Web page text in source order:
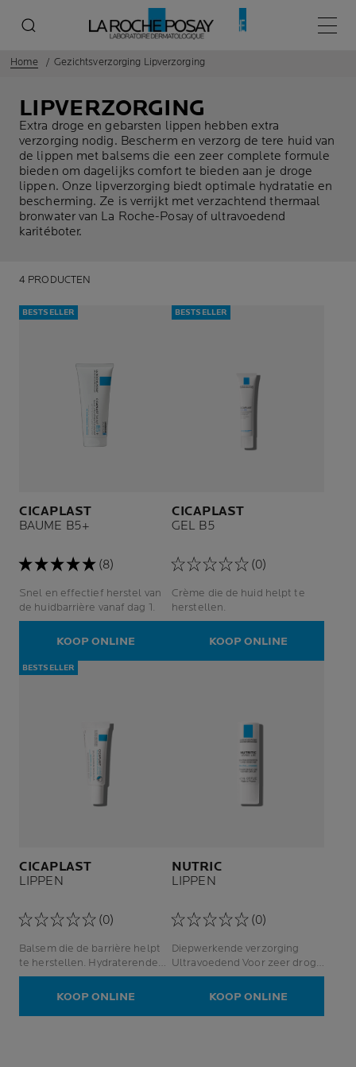
Home Gezichtsverzorging Lipverzorging
LIPVERZORGING
Extra droge en gebarsten lippen hebben extra
verzorging nodig. Bescherm en verzorg de tere huid van
de lippen met balsems die een zeer complete formule
bieden om dagelijks comfort te bieden aan je droge
lippen. Onze lipverzorging biedt optimale hydratatie en
bescherming. Ze is verrijkt met verzachtend thermaal
bronwater van La Roche-Posay of ultravoedend
karitéboter.
4 PRODUCTEN
BESTSELLER
CICAPLAST
BAUME B5+
(8)
Snel en effectief herstel van
de huidbarrière vanaf dag 1.
KOOP ONLINE
BESTSELLER
CICAPLAST
GEL B5
(0)
Crème die de huid helpt te
herstellen.
KOOP ONLINE
BESTSELLER
CICAPLAST
LIPPEN
(0)
Balsem die de barrière helpt
te herstellen. Hydraterende
verzorging lippen / zones met
tekenen van irritatie.
KOOP ONLINE
NUTRIC
LIPPEN
(0)
Diepwerkende verzorging
Ultravoedend Voor zeer droge
lippen
KOOP ONLINE